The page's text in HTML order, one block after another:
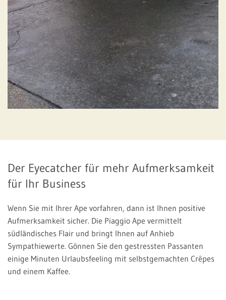
Der Eyecatcher für mehr Aufmerksamkeit
für Ihr Business
Wenn Sie mit Ihrer Ape vorfahren, dann ist Ihnen positive
Aufmerksamkeit sicher. Die Piaggio Ape vermittelt
südländisches Flair und bringt Ihnen auf Anhieb
Sympathiewerte. Gönnen Sie den gestressten Passanten
einige Minuten Urlaubsfeeling mit selbstgemachten Crêpes
und einem Kaffee.